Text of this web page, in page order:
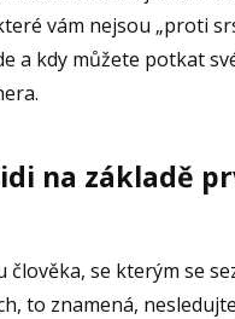
vám nejsou „proti
a kdy můžete potkat
na základě
člověka, se kterým se
to znamená,